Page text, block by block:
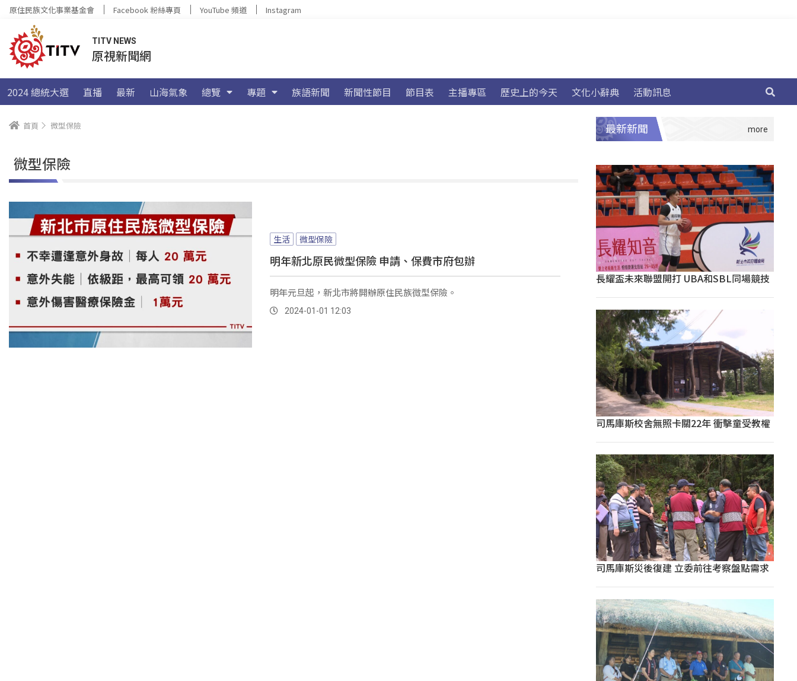
原住民族文化事業基金會 Facebook 粉絲專頁 YouTube 頻道 Instagram
TITV NEWS
原視新聞網
2024 總統大選 直播 最新 山海氣象 總覽 專題 族語新聞 新聞性節目 節目表 主播專區 歷史上的今天 文化小辭典 活動訊息
首頁 微型保險
微型保險
生活 微型保險
明年新北原民微型保險 申請、保費市府包辦
明年元旦起，新北市將開辦原住民族微型保險。
2024-01-01 12:03
最新新聞
長耀盃未來聯盟開打 UBA和SBL同場競技
司馬庫斯校舍無照卡關22年 衝擊童受教權
司馬庫斯災後復建 立委前往考察盤點需求